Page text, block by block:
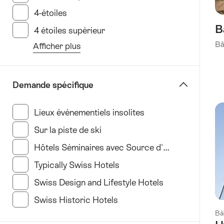
4-étoiles
4 étoiles supérieur(62 Résultats dans cette
Afficher plus
filtre
par
d'hôtel"
Demande spécifique
Lieux événementiels insolites (35 Résultats dans
Sur la piste de ski
Hôtels Séminaires avec Source d'Inspiration
(34
Typically Swiss Hotels (23 Résultats dans cette
Swiss Design and Lifestyle Hotels (35 Résultats
Swiss Historic Hotels (21 Résultats dans cette